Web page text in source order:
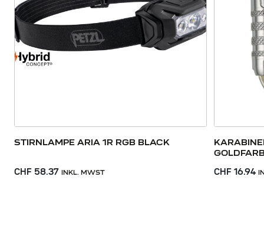
STIRNLAMPE ARIA 1R RGB BLACK
CHF 58.37 INKL. MWST CHF 16.94